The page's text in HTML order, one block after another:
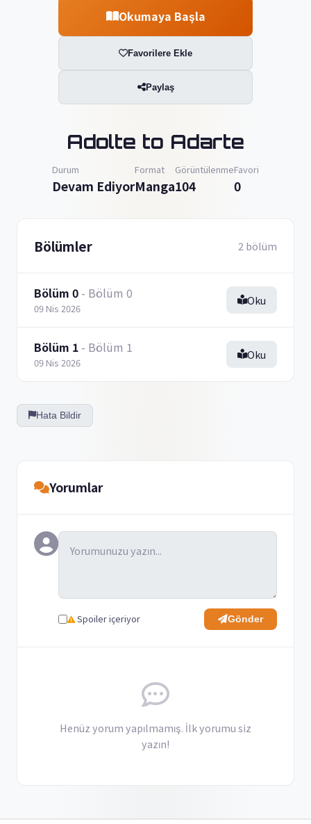
Okumaya Başla
Favorilere Ekle
Paylaş
Adolte to Adarte
Durum
Devam Ediyor
Format
Manga
Görüntülenme
104
Favori
0
Bölümler 2 bölüm
Bölüm 0 - Bölüm 0
09 Nis 2026
Oku
Bölüm 1 - Bölüm 1
09 Nis 2026
Oku
Hata Bildir
Yorumlar
Spoiler içeriyor Gönder
Henüz yorum yapılmamış. İlk yorumu siz
yazın!